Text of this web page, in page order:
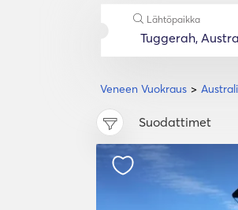
Veneen Vuokraus
Lähtöpaikka
Suodattimet